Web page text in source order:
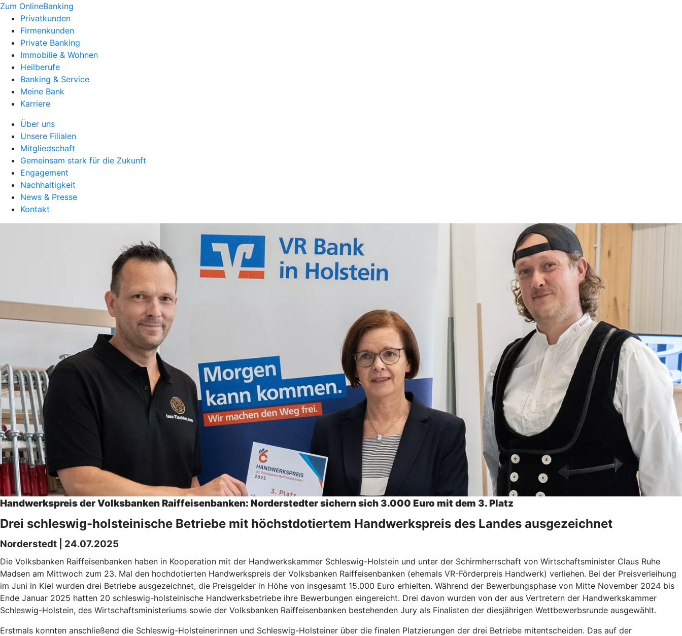
Zum OnlineBanking
Privatkunden
Firmenkunden
Private Banking
Immobilie & Wohnen
Heilberufe
Banking & Service
Meine Bank
Karriere
Über uns
Unsere Filialen
Mitgliedschaft
Gemeinsam stark für die Zukunft
Engagement
Nachhaltigkeit
News & Presse
Kontakt
Handwerkspreis der Volksbanken Raiffeisenbanken: Norderstedter sichern sich 3.000 Euro mit dem 3. Platz
Drei schleswig-holsteinische Betriebe mit höchstdotiertem Handwerkspreis des Landes ausgezeichnet
Norderstedt | 24.07.2025
Die Volksbanken Raiffeisenbanken haben in Kooperation mit der Handwerkskammer Schleswig-Holstein und unter der Schirmherrschaft von Wirtschaftsminister Claus Ruhe
Madsen am Mittwoch zum 23. Mal den hochdotierten Handwerkspreis der Volksbanken Raiffeisenbanken (ehemals VR-Förderpreis Handwerk) verliehen. Bei der Preisverleihung
im Juni in Kiel wurden drei Betriebe ausgezeichnet, die Preisgelder in Höhe von insgesamt 15.000 Euro erhielten. Während der Bewerbungsphase von Mitte November 2024 bis
Ende Januar 2025 hatten 20 schleswig-holsteinische Handwerksbetriebe ihre Bewerbungen eingereicht. Drei davon wurden von der aus Vertretern der Handwerkskammer
Schleswig-Holstein, des Wirtschaftsministeriums sowie der Volksbanken Raiffeisenbanken bestehenden Jury als Finalisten der diesjährigen Wettbewerbsrunde ausgewählt.
Erstmals konnten anschließend die Schleswig-Holsteinerinnen und Schleswig-Holsteiner über die finalen Platzierungen der drei Betriebe mitentscheiden. Das auf der